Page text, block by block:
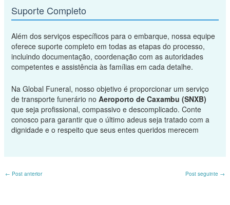
Suporte Completo
Além dos serviços específicos para o embarque, nossa equipe
oferece suporte completo em todas as etapas do processo,
incluindo documentação, coordenação com as autoridades
competentes e assistência às famílias em cada detalhe.
Na Global Funeral, nosso objetivo é proporcionar um serviço
de transporte funerário no Aeroporto de Caxambu (SNXB)
que seja profissional, compassivo e descomplicado. Conte
conosco para garantir que o último adeus seja tratado com a
dignidade e o respeito que seus entes queridos merecem
← Post anterior Post seguinte →